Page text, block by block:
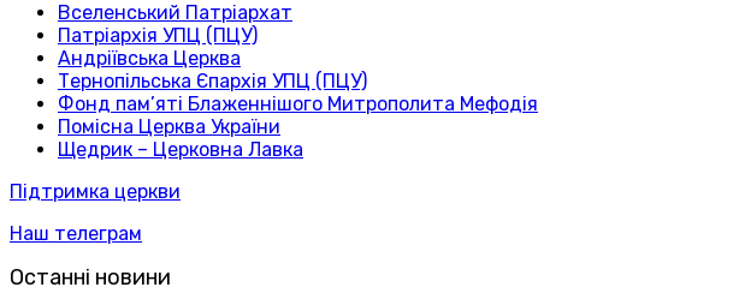
Вселенський Патріархат
Патріархія УПЦ (ПЦУ)
Андріївська Церква
Тернопільська Єпархія УПЦ (ПЦУ)
Фонд пам’яті Блаженнішого Митрополита Мефодія
Помісна Церква України
Щедрик – Церковна Лавка
Підтримка церкви
Наш телеграм
Останні новини